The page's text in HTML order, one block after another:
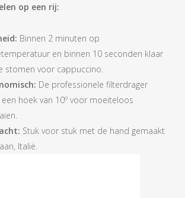
op een rij:
Binnen 2 minuten op
en binnen 10 seconden klaar
stomen voor cappuccino.
De professionele filterdrager
hoek van 10º voor moeiteloos
Stuk voor stuk met de hand gemaakt
Italië.